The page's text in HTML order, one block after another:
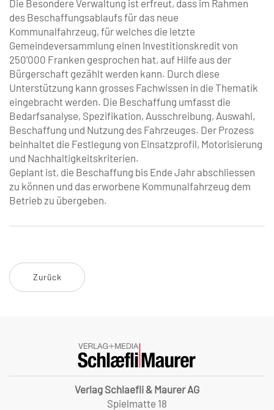
Die Besondere Verwaltung ist erfreut, dass im Rahmen
des Beschaffungsablaufs für das neue
Kommunalfahrzeug, für welches die letzte
Gemeindeversammlung einen Investitionskredit von
250’000 Franken gesprochen hat, auf Hilfe aus der
Bürgerschaft gezählt werden kann. Durch diese
Unterstützung kann grosses Fachwissen in die Thematik
eingebracht werden. Die Beschaffung umfasst die
Bedarfsanalyse, Spezifikation, Ausschreibung, Auswahl,
Beschaffung und Nutzung des Fahrzeuges. Der Prozess
beinhaltet die Festlegung von Einsatzprofil, Motorisierung
und Nachhaltigkeitskriterien.
Geplant ist, die Beschaffung bis Ende Jahr abschliessen
zu können und das erworbene Kommunalfahrzeug dem
Betrieb zu übergeben.
Zurück
Verlag Schlaefli & Maurer AG
Spielmatte 18